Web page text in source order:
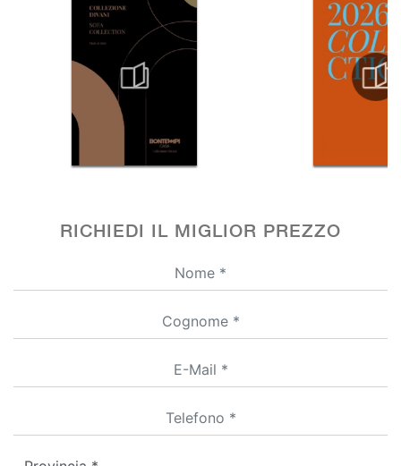
RICHIEDI IL MIGLIOR PREZZO